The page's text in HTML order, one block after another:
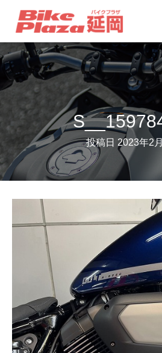
投稿日 2023年2